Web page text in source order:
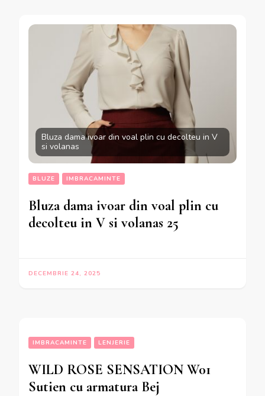
Bluza dama ivoar din voal plin cu decolteu in V
si volanas
BLUZE IMBRACAMINTE
Bluza dama ivoar din voal plin cu
decolteu in V si volanas 25
DECEMBRIE 24, 2025
IMBRACAMINTE LENJERIE
WILD ROSE SENSATION W01
Sutien cu armatura Bej